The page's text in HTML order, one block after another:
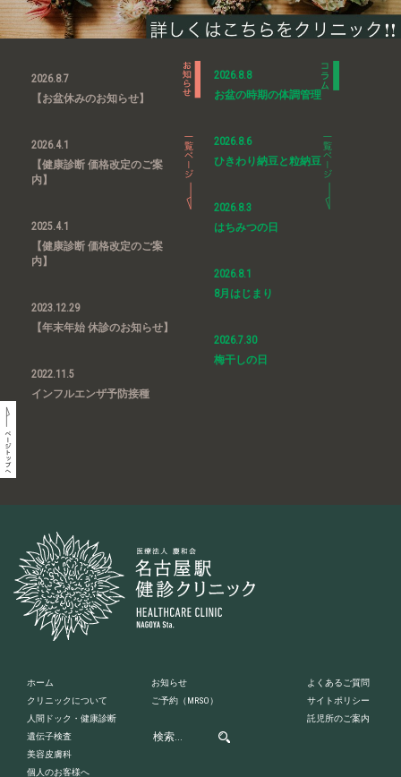
2026.8.7
【お盆休みのお知らせ】
2026.4.1
【健康診断 価格改定のご案
内】
2025.4.1
【健康診断 価格改定のご案
内】
2023.12.29
【年末年始 休診のお知らせ】
2022.11.5
インフルエンザ予防接種
2026.8.8
お盆の時期の体調管理
2026.8.6
ひきわり納豆と粒納豆
2026.8.3
はちみつの日
2026.8.1
8月はじまり
2026.7.30
梅干しの日
ホーム
クリニックについて
人間ドック・健康診断
遺伝子検査
美容皮膚科
個人のお客様へ
お知らせ
ご予約 （MRSO）
よくあるご質問
サイトポリシー
託児所のご案内